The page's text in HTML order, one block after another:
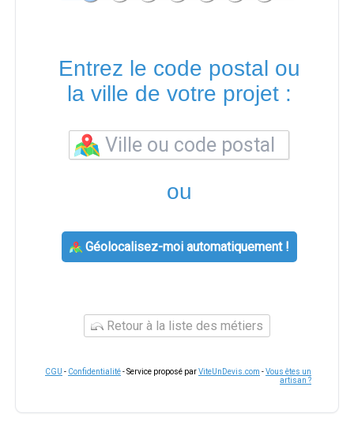
Entrez le code postal ou
la ville de votre projet :
ou
Géolocalisez-moi automatiquement !
Retour à la liste des métiers
CGU - Confidentialité- Service proposé parViteUnDevis.com -Vous êtes un
artisan ?